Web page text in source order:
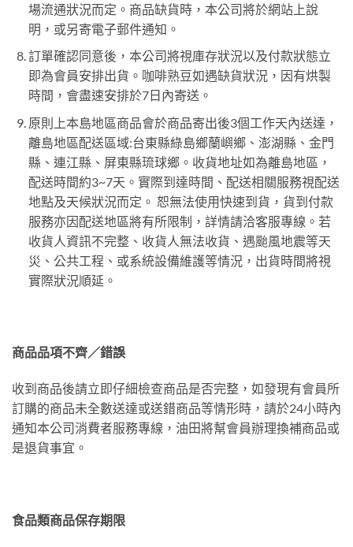
場流通狀況而定。商品缺貨時，本公司將於網站上說
明，或另寄電子郵件通知。
訂單確認同意後，本公司將視庫存狀況以及付款狀態立
即為會員安排出貨。咖啡熟豆如遇缺貨狀況，因有烘製
時間，會盡速安排於7日內寄送。
原則上本島地區商品會於商品寄出後3個工作天內送達，
離島地區配送區域:台東縣綠島鄉蘭嶼鄉、澎湖縣、金門
縣、連江縣、屏東縣琉球鄉。收貨地址如為離島地區，
配送時間約3~7天。實際到達時間、配送相關服務視配送
地點及天候狀況而定。 恕無法使用快速到貨，貨到付款
服務亦因配送地區將有所限制，詳情請洽客服專線。若
收貨人資訊不完整、收貨人無法收貨、遇颱風地震等天
災、公共工程、或系統設備維護等情況，出貨時間將視
實際狀況順延。
商品品項不齊／錯誤
收到商品後請立即仔細檢查商品是否完整，如發現有會員所
訂購的商品未全數送達或送錯商品等情形時，請於24小時內
通知本公司消費者服務專線，油田將幫會員辦理換補商品或
是退貨事宜。
食品類商品保存期限